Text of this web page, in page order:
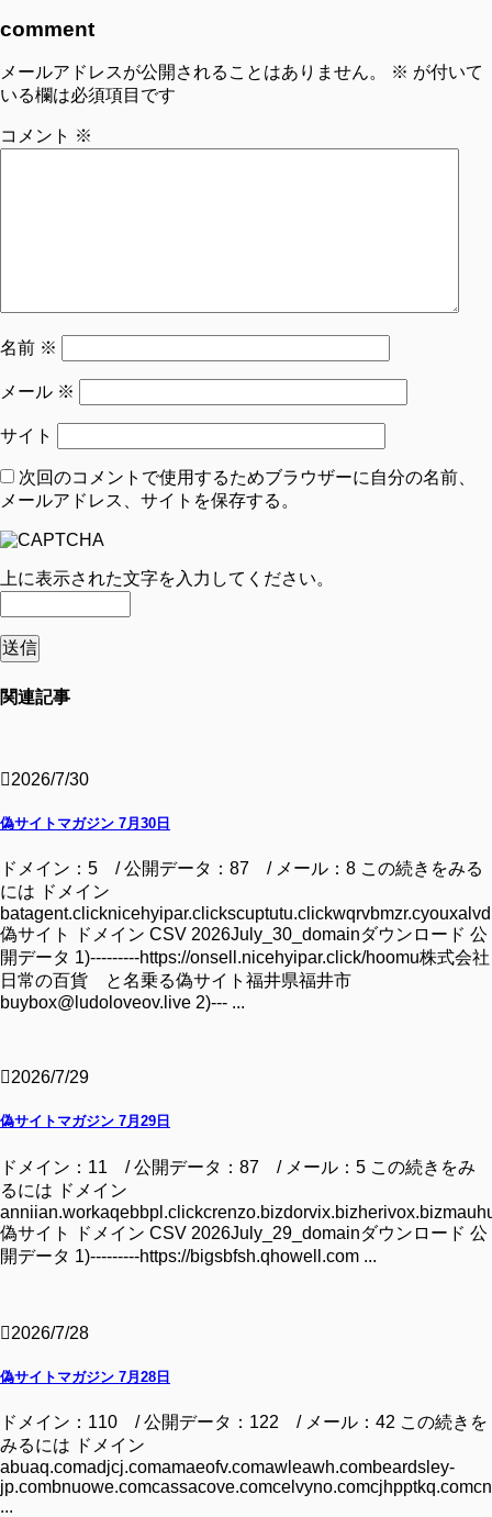
comment
メールアドレスが公開されることはありません。 ※ が付いて
いる欄は必須項目です
コメント ※
名前 ※
メール ※
サイト
次回のコメントで使用するためブラウザーに自分の名前、
メールアドレス、サイトを保存する。
上に表示された文字を入力してください。
関連記事
2026/7/30
偽サイトマガジン 7月30日
ドメイン：5 / 公開データ：87 / メール：8 この続きをみる
には ドメイン
偽サイト ドメイン CSV 2026July_30_domainダウンロード 公
開データ 1)---------https://onsell.nicehyipar.click/hoomu株式会社
日常の百貨 と名乗る偽サイト福井県福井市
buybox@ludoloveov.live 2)--- ...
2026/7/29
偽サイトマガジン 7月29日
ドメイン：11 / 公開データ：87 / メール：5 この続きをみ
るには ドメイン
偽サイト ドメイン CSV 2026July_29_domainダウンロード 公
開データ 1)---------https://bigsbfsh.qhowell.com ...
2026/7/28
偽サイトマガジン 7月28日
ドメイン：110 / 公開データ：122 / メール：42 この続きを
みるには ドメイン
abuaq.comadjcj.comamaeofv.comawleawh.combeardsley-
...